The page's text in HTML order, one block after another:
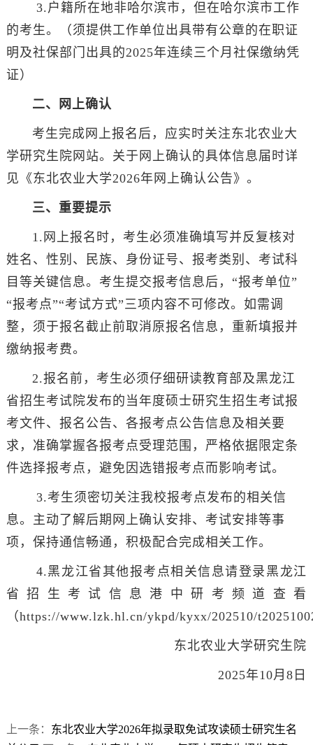
3.户籍所在地非哈尔滨市，但在哈尔滨市工作
的考生。（须提供工作单位出具带有公章的在职证
明及社保部门出具的2025年连续三个月社保缴纳凭
证）
二、网上确认
考生完成网上报名后，应实时关注东北农业大
学研究生院网站。关于网上确认的具体信息届时详
见《东北农业大学2026年网上确认公告》。
三、重要提示
1.网上报名时，考生必须准确填写并反复核对
姓名、性别、民族、身份证号、报考类别、考试科
目等关键信息。考生提交报考信息后，“报考单位”
“报考点”“考试方式”三项内容不可修改。如需调
整，须于报名截止前取消原报名信息，重新填报并
缴纳报考费。
2.报名前，考生必须仔细研读教育部及黑龙江
省招生考试院发布的当年度硕士研究生招生考试报
考文件、报名公告、各报考点公告信息及相关要
求，准确掌握各报考点受理范围，严格依据限定条
件选择报考点，避免因选错报考点而影响考试。
3.考生须密切关注我校报考点发布的相关信
息。主动了解后期网上确认安排、考试安排等事
项，保持通信畅通，积极配合完成相关工作。
4.黑龙江省其他报考点相关信息请登录黑龙江
省招生考试信息港中研考频道查看
（https://www.lzk.hl.cn/ykpd/kyxx/202510/
东北农业大学研究生院
2025年10月8日
上一条： 东北农业大学2026年拟录取免试攻读硕士研究生名